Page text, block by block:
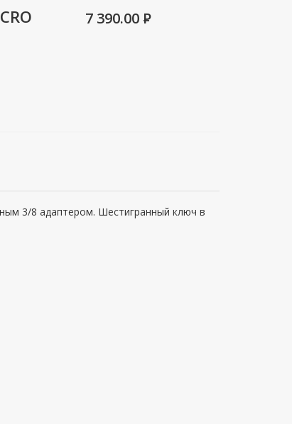
7 390.00 P
3/8 адаптером. Шестигранный ключ в